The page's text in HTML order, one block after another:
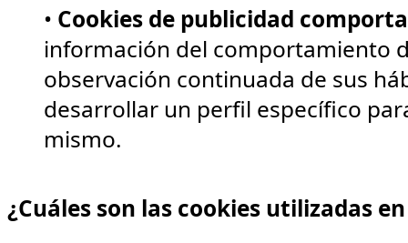
• Cookies de publicidad
información del comportamiento
observación continuada de sus
desarrollar un perfil específico
mismo.
¿Cuáles son las cookies utilizadas